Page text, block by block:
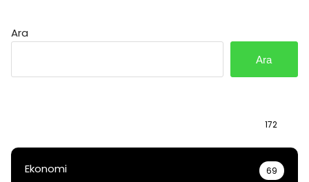
Ara
Ara
172
Ekonomi 69